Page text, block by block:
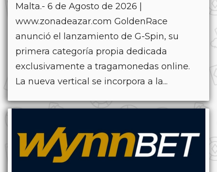
Malta.- 6 de Agosto de 2026 |
www.zonadeazar.com GoldenRace
anunció el lanzamiento de G-Spin, su
primera categoría propia dedicada
exclusivamente a tragamonedas online.
La nueva vertical se incorpora a la...